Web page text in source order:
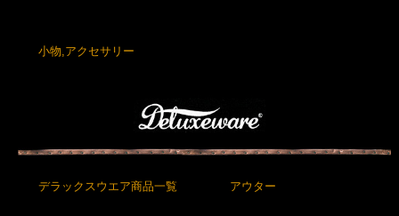
小物,アクセサリー
デラックスウエア商品一覧 アウター